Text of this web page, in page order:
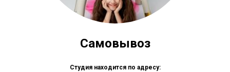
Самовывоз
Студия находится по адресу: